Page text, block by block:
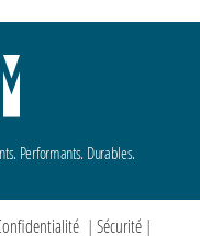
Performants. Durables.
| Sécurité |